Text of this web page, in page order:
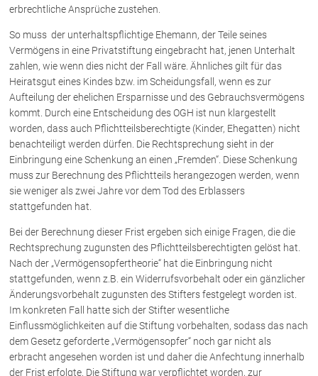
Prozessführung und
Schiedsgerichtsbarkeit
Skiunfälle in Österreich
Über uns
Kanzleiteam
Netzwerk
Download
Die Österreichischen Rechtsanwälte
Dr. Stefan Müller
Dr. Petra Piccolruaz
Mag. Patrick Piccolruaz
Dr. Roland Piccolruaz †
Mag. Raphaela Klotz
erbrechtliche Ansprüche zustehen.
So muss der unterhaltspflichtige Ehemann, der Teile seines
Vermögens in eine Privatstiftung eingebracht hat, jenen Unterhalt
zahlen, wie wenn dies nicht der Fall wäre. Ähnliches gilt für das
Heiratsgut eines Kindes bzw. im Scheidungsfall, wenn es zur
Aufteilung der ehelichen Ersparnisse und des Gebrauchsvermögens
kommt. Durch eine Entscheidung des OGH ist nun klargestellt
worden, dass auch Pflichtteilsberechtigte (Kinder, Ehegatten) nicht
benachteiligt werden dürfen. Die Rechtsprechung sieht in der
Einbringung eine Schenkung an einen „Fremden“. Diese Schenkung
muss zur Berechnung des Pflichtteils herangezogen werden, wenn
sie weniger als zwei Jahre vor dem Tod des Erblassers
stattgefunden hat.
Bei der Berechnung dieser Frist ergeben sich einige Fragen, die die
Rechtsprechung zugunsten des Pflichtteilsberechtigten gelöst hat.
Nach der „Vermögensopfertheorie“ hat die Einbringung nicht
stattgefunden, wenn z.B. ein Widerrufsvorbehalt oder ein gänzlicher
Änderungsvorbehalt zugunsten des Stifters festgelegt worden ist.
Im konkreten Fall hatte sich der Stifter wesentliche
Einflussmöglichkeiten auf die Stiftung vorbehalten, sodass das nach
dem Gesetz geforderte „Vermögensopfer“ noch gar nicht als
erbracht angesehen worden ist und daher die Anfechtung innerhalb
der Frist erfolgte. Die Stiftung war verpflichtet worden, zur